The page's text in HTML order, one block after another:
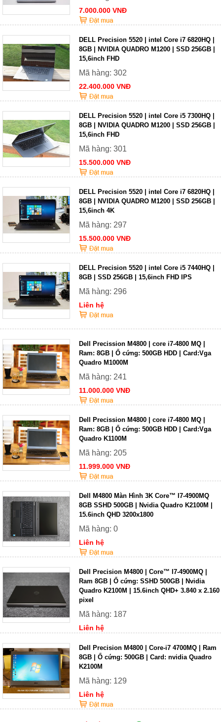
7.000.000 VNĐ
DELL Precision 5520 | intel Core i7 6820HQ |
8GB | NVIDIA QUADRO M1200 | SSD 256GB |
15,6inch FHD
Mã hàng: 302
22.400.000 VNĐ
DELL Precision 5520 | intel Core i5 7300HQ |
8GB | NVIDIA QUADRO M1200 | SSD 256GB |
15,6inch FHD
Mã hàng: 301
15.500.000 VNĐ
DELL Precision 5520 | intel Core i7 6820HQ |
8GB | NVIDIA QUADRO M1200 | SSD 256GB |
15,6inch 4K
Mã hàng: 297
15.500.000 VNĐ
DELL Precision 5520 | intel Core i5 7440HQ |
8GB | SSD 256GB | 15,6inch FHD IPS
Mã hàng: 296
Liên hệ
Dell Precission M4800 | core i7-4800 MQ |
Ram: 8GB | Ổ cứng: 500GB HDD | Card:Vga
Quadro M1000M
Mã hàng: 241
11.000.000 VNĐ
Dell Precission M4800 | core i7-4800 MQ |
Ram: 8GB | Ổ cứng: 500GB HDD | Card:Vga
Quadro K1100M
Mã hàng: 205
11.999.000 VNĐ
Dell M4800 Màn Hình 3K Core™ I7-4900MQ
8GB SSHD 500GB | Nvidia Quadro K2100M |
15.6inch QHD 3200x1800
Mã hàng: 0
Liên hệ
Dell Precision M4800 | Core™ I7-4900MQ |
Ram 8GB | Ổ cứng: SSHD 500GB | Nvidia
Quadro K2100M | 15.6inch QHD+ 3.840 x 2.160
pixel
Mã hàng: 187
Liên hệ
Dell Precision M4800 | Core-i7 4700MQ | Ram
8GB | Ổ cứng: 500GB | Card: nvidia Quadro
K2100M
Mã hàng: 129
Liên hệ